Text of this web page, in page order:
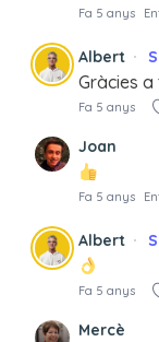
Fa 5 anys
Albert
Gràcies
Fa 5 anys
Joan
Fa 5 anys
Albert
Fa 5 anys
Mercè